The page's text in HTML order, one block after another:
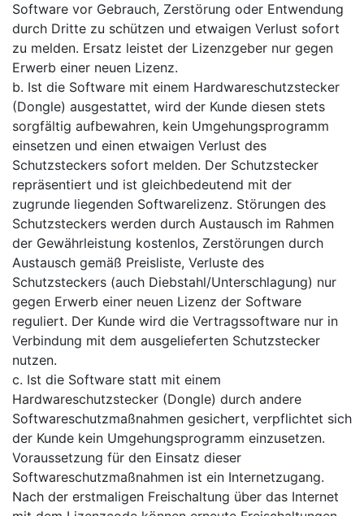
Software vor Gebrauch, Zerstörung oder Entwendung
durch Dritte zu schützen und etwaigen Verlust sofort
zu melden. Ersatz leistet der Lizenzgeber nur gegen
Erwerb einer neuen Lizenz.
b. Ist die Software mit einem Hardwareschutzstecker
(Dongle) ausgestattet, wird der Kunde diesen stets
sorgfältig aufbewahren, kein Umgehungsprogramm
einsetzen und einen etwaigen Verlust des
Schutzsteckers sofort melden. Der Schutzstecker
repräsentiert und ist gleichbedeutend mit der
zugrunde liegenden Softwarelizenz. Störungen des
Schutzsteckers werden durch Austausch im Rahmen
der Gewährleistung kostenlos, Zerstörungen durch
Austausch gemäß Preisliste, Verluste des
Schutzsteckers (auch Diebstahl/Unterschlagung) nur
gegen Erwerb einer neuen Lizenz der Software
reguliert. Der Kunde wird die Vertragssoftware nur in
Verbindung mit dem ausgelieferten Schutzstecker
nutzen.
c. Ist die Software statt mit einem
Hardwareschutzstecker (Dongle) durch andere
Softwareschutzmaßnahmen gesichert, verpflichtet sich
der Kunde kein Umgehungsprogramm einzusetzen.
Voraussetzung für den Einsatz dieser
Softwareschutzmaßnahmen ist ein Internetzugang.
Nach der erstmaligen Freischaltung über das Internet